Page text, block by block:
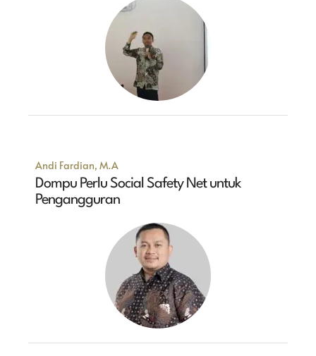
Andi Fardian, M.A
Dompu Perlu Social Safety Net untuk
Pengangguran